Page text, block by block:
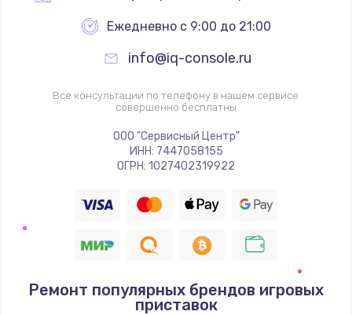
Ежедневно с 9:00 до 21:00
info@iq-console.ru
Все консультации по телефону в нашем сервисе
совершенно бесплатны
ООО "Сервисный Центр"
ИНН: 7447058155
ОГРН: 1027402319922
Ремонт популярных брендов игровых
приставок